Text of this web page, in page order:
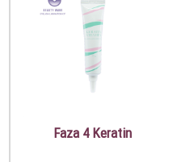
Faza 4 Keratin